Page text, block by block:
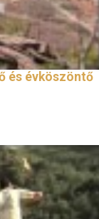
és évköszöntő